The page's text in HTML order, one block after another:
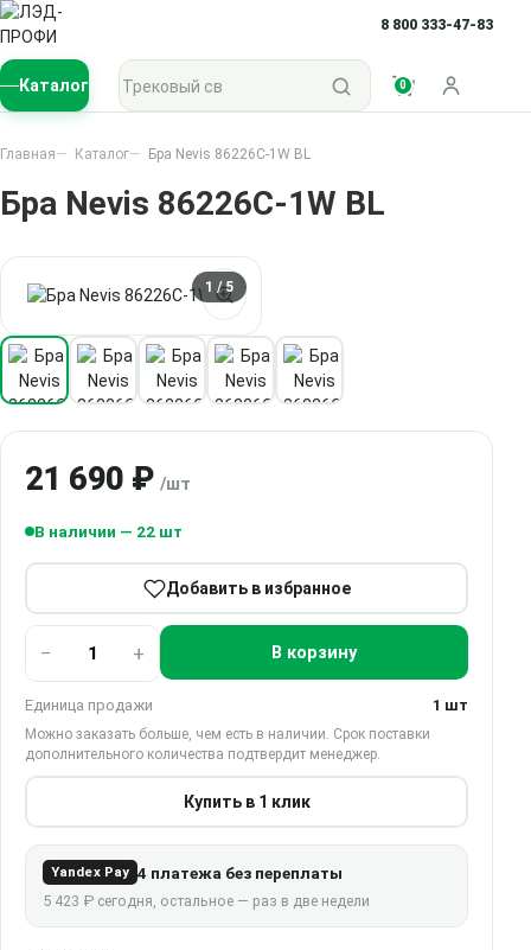
8 800 333-47-83
Каталог
Поиск по каталогу
0
Войти
Главная Каталог Бра Nevis 86226C-1W BL
Бра Nevis 86226C-1W BL
1 / 5
21 690 ₽ /шт
В наличии — 22 шт
Добавить в избранное
− + В корзину
Единица продажи 1 шт
Можно заказать больше, чем есть в наличии. Срок поставки
дополнительного количества подтвердит менеджер.
Купить в 1 клик
Yandex Pay 4 платежа без переплаты
5 423 ₽ сегодня, остальное — раз в две недели